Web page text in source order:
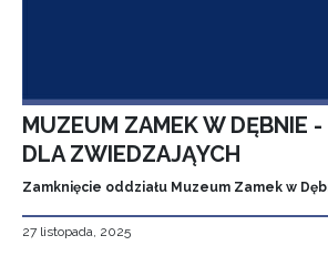
MUZEUM ZAMEK W DĘBNIE
DLA ZWIEDZAJĄYCH
Zamknięcie oddziału Muzeum Zamek w
27 listopada, 2025